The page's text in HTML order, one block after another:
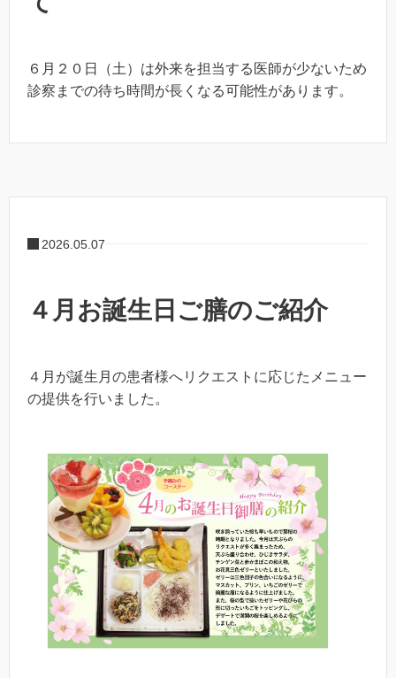
６月２０日（土）は外来を担当する医師が少ないため
診察までの待ち時間が長くなる可能性があります。
2026.05.07
４月お誕生日ご膳のご紹介
４月が誕生月の患者様へリクエストに応じたメニュー
の提供を行いました。